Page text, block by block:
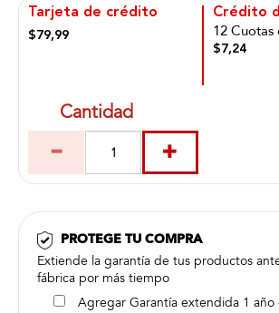
Tarjeta de crédito
$79,99
Crédito
12 Cuotas
$7,24
Cantidad
PROTEGE TU COMPRA
Extiende la garantía de tus productos
fábrica por más tiempo
Agregar Garantía extendida 1 año